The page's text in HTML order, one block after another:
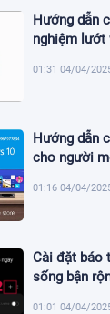
Hướng dẫn
nghiệm lướt
01:31 04/04/
Hướng dẫn
cho người
01:16 04/04/
Cài đặt báo
sống bận
01:01 04/04/